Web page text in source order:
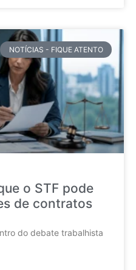
NOTÍCIAS - FIQUE ATENTO
o STF pode
de contratos
do debate trabalhista